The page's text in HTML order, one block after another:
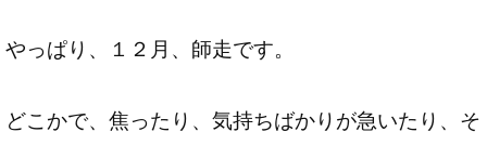
やっぱり、１２月、師走です。
どこかで、焦ったり、気持ちばかりが急いたり、そ